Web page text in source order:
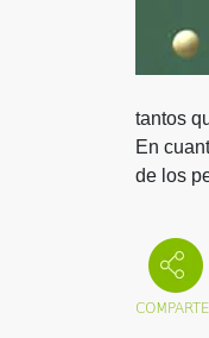
tantos
En
de los